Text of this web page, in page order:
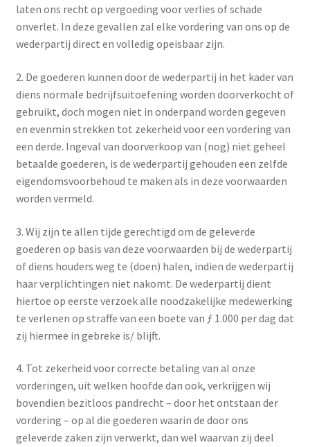
laten ons recht op vergoeding voor verlies of schade
onverlet. In deze gevallen zal elke vordering van ons op de
wederpartij direct en volledig opeisbaar zijn.
2. De goederen kunnen door de wederpartij in het kader van
diens normale bedrijfsuitoefening worden doorverkocht of
gebruikt, doch mogen niet in onderpand worden gegeven
en evenmin strekken tot zekerheid voor een vordering van
een derde. Ingeval van doorverkoop van (nog) niet geheel
betaalde goederen, is de wederpartij gehouden een zelfde
eigendomsvoorbehoud te maken als in deze voorwaarden
worden vermeld.
3. Wij zijn te allen tijde gerechtigd om de geleverde
goederen op basis van deze voorwaarden bij de wederpartij
of diens houders weg te (doen) halen, indien de wederpartij
haar verplichtingen niet nakomt. De wederpartij dient
hiertoe op eerste verzoek alle noodzakelijke medewerking
te verlenen op straffe van een boete van ƒ 1.000 per dag dat
zij hiermee in gebreke is/ blijft.
4. Tot zekerheid voor correcte betaling van al onze
vorderingen, uit welken hoofde dan ook, verkrijgen wij
bovendien bezitloos pandrecht – door het ontstaan der
vordering – op al die goederen waarin de door ons
geleverde zaken zijn verwerkt, dan wel waarvan zij deel